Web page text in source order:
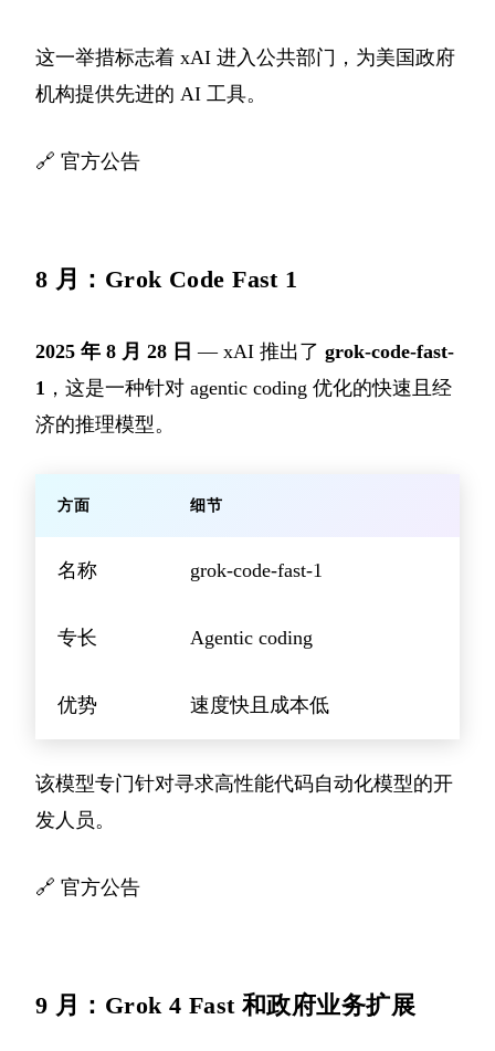
这一举措标志着 xAI 进入公共部门，为美国政府
机构提供先进的 AI 工具。
🔗 官方公告
8 月：Grok Code Fast 1
2025 年 8 月 28 日 — xAI 推出了 grok-code-fast-
1 ，这是一种针对 agentic coding 优化的快速且经
济的推理模型。
方面 细节
名称 grok-code-fast-1
专长 Agentic coding
优势 速度快且成本低
该模型专门针对寻求高性能代码自动化模型的开
发人员。
🔗 官方公告
9 月：Grok 4 Fast 和政府业务扩展